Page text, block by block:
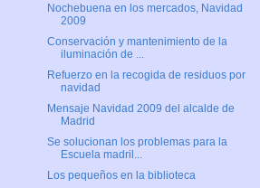
Nochebuena en los mercados, Navidad
2009
Conservación y mantenimiento de la
iluminación de ...
Refuerzo en la recogida de residuos por
navidad
Mensaje Navidad 2009 del alcalde de
Madrid
Se solucionan los problemas para la
Escuela madril...
Los pequeños en la biblioteca